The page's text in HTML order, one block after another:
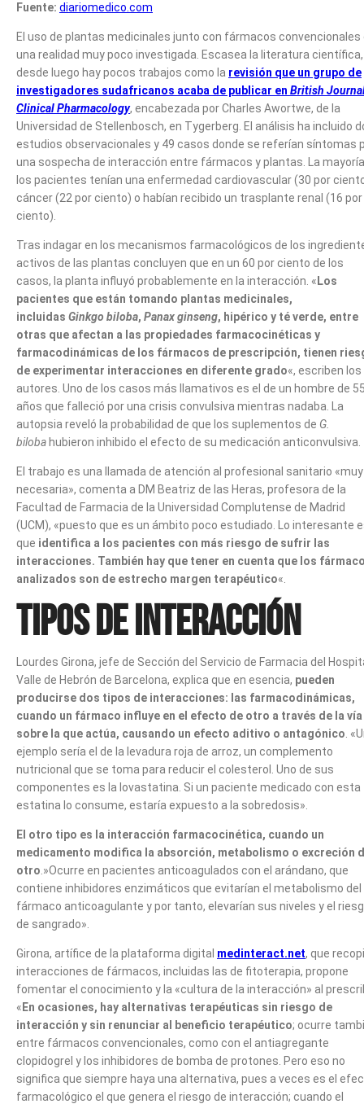
Fuente: diariomedico.com
El uso de plantas medicinales junto con fármacos convencionales
una realidad muy poco investigada. Escasea la literatura
desde luego hay pocos trabajos como la revisión que un grupo de
investigadores sudafricanos acaba de publicar en British
Clinical Pharmacology, encabezada por Charles Awortwe, de la
Universidad de Stellenbosch, en Tygerberg. El análisis ha incluido
estudios observacionales y 49 casos donde se referían síntomas
una sospecha de interacción entre fármacos y plantas. La
los pacientes tenían una enfermedad cardiovascular (30 por
cáncer (22 por ciento) o habían recibido un trasplante renal (16 por
ciento).
Tras indagar en los mecanismos farmacológicos de los
activos de las plantas concluyen que en un 60 por ciento de los
casos, la planta influyó probablemente en la interacción. « Los
pacientes que están tomando plantas medicinales,
incluidas Ginkgo biloba, Panax ginseng, hipérico y té verde, entre
otras que afectan a las propiedades farmacocinéticas y
farmacodinámicas de los fármacos de prescripción, tienen
de experimentar interacciones en diferente grado«, escriben los
autores. Uno de los casos más llamativos es el de un hombre de
años que falleció por una crisis convulsiva mientras nadaba. La
autopsia reveló la probabilidad de que los suplementos de G.
biloba hubieron inhibido el efecto de su medicación anticonvulsiva.
El trabajo es una llamada de atención al profesional sanitario «muy
necesaria», comenta a DM Beatriz de las Heras, profesora de la
Facultad de Farmacia de la Universidad Complutense de Madrid
(UCM), «puesto que es un ámbito poco estudiado. Lo interesante
que identifica a los pacientes con más riesgo de sufrir las
interacciones. También hay que tener en cuenta que los
analizados son de estrecho margen terapéutico«.
Tipos de interacción
Lourdes Girona, jefe de Sección del Servicio de Farmacia del
Valle de Hebrón de Barcelona, explica que en esencia, pueden
producirse dos tipos de interacciones: las farmacodinámicas,
cuando un fármaco influye en el efecto de otro a través de la vía
sobre la que actúa, causando un efecto aditivo o antagónico.
ejemplo sería el de la levadura roja de arroz, un complemento
nutricional que se toma para reducir el colesterol. Uno de sus
componentes es la lovastatina. Si un paciente medicado con esta
estatina lo consume, estaría expuesto a la sobredosis».
El otro tipo es la interacción farmacocinética, cuando un
medicamento modifica la absorción, metabolismo o excreción
otro.»Ocurre en pacientes anticoagulados con el arándano, que
contiene inhibidores enzimáticos que evitarían el metabolismo del
fármaco anticoagulante y por tanto, elevarían sus niveles y el
de sangrado».
Girona, artífice de la plataforma digital medinteract.net, que
interacciones de fármacos, incluidas las de fitoterapia, propone
fomentar el conocimiento y la «cultura de la interacción» al
« En ocasiones, hay alternativas terapéuticas sin riesgo de
interacción y sin renunciar al beneficio terapéutico; ocurre
entre fármacos convencionales, como con el antiagregante
clopidogrel y los inhibidores de bomba de protones. Pero eso no
significa que siempre haya una alternativa, pues a veces es el
farmacológico el que genera el riesgo de interacción; cuando el